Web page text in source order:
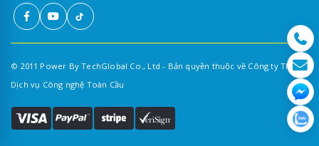
© 2011 Power By TechGlobal Co., Ltd - Bản quyền thuộc về Công ty TNHH
Dịch vụ Công nghệ Toàn Cầu